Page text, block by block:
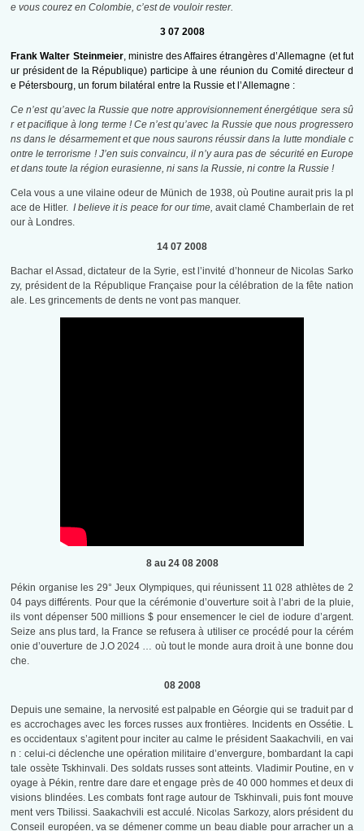
e vous courez en Colombie, c’est de vouloir rester.
3 07 2008
Frank Walter Steinmeier, ministre des Affaires étrangères d’Allemagne (et fut
ur président de la République) participe à une réunion du Comité directeur d
e Pétersbourg, un forum bilatéral entre la Russie et l’Allemagne :
Ce n’est qu’avec la Russie que notre approvisionnement énergétique sera sû
r et pacifique à long terme ! Ce n’est qu’avec la Russie que nous progressero
ns dans le désarmement et que nous saurons réussir dans la lutte mondiale c
ontre le terrorisme ! J’en suis convaincu, il n’y aura pas de sécurité en Europe
et dans toute la région eurasienne, ni sans la Russie, ni contre la Russie !
Cela vous a une vilaine odeur de Münich de 1938, où Poutine aurait pris la pl
ace de Hitler. I believe it is peace for our time, avait clamé Chamberlain de ret
our à Londres.
14 07 2008
Bachar el Assad, dictateur de la Syrie, est l’invité d’honneur de Nicolas Sarko
zy, président de la République Française pour la célébration de la fête nation
ale. Les grincements de dents ne vont pas manquer.
8 au 24 08 2008
Pékin organise les 29° Jeux Olympiques, qui réunissent 11 028 athlètes de 2
04 pays différents. Pour que la cérémonie d’ouverture soit à l’abri de la pluie,
ils vont dépenser 500 millions $ pour ensemencer le ciel de iodure d’argent.
Seize ans plus tard, la France se refusera à utiliser ce procédé pour la cérém
onie d’ouverture de J.O 2024 … où tout le monde aura droit à une bonne dou
che.
08 2008
Depuis une semaine, la nervosité est palpable en Géorgie qui se traduit par d
es accrochages avec les forces russes aux frontières. Incidents en Ossétie. L
es occidentaux s’agitent pour inciter au calme le président Saakachvili, en vai
n : celui-ci déclenche une opération militaire d’envergure, bombardant la capi
tale ossète Tskhinvali. Des soldats russes sont atteints. Vladimir Poutine, en v
oyage à Pékin, rentre dare dare et engage près de 40 000 hommes et deux di
visions blindées. Les combats font rage autour de Tskhinvali, puis font mouve
ment vers Tbilissi. Saakachvili est acculé. Nicolas Sarkozy, alors président du
Conseil européen, va se démener comme un beau diable pour arracher un a